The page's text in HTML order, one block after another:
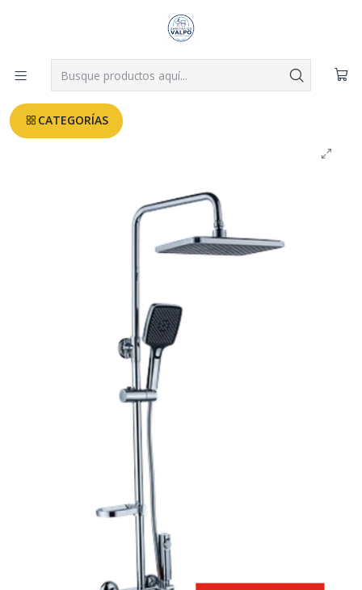
CATEGORÍAS
Despachos a todo Valparaíso, Viña, Quilpué y Villa Alemana desde
Leer más
Inicio CABINAS DE DUCHA
COLUMNA DUCHA COMPASS + GRIFERIA INCLUIDA